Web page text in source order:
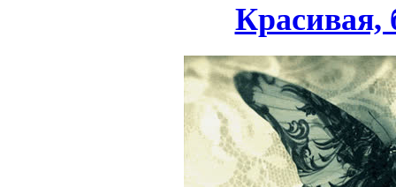
Красивая,